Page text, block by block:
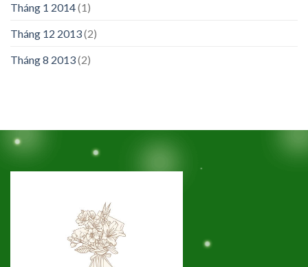
Tháng 1 2014(1)
Tháng 12 2013(2)
Tháng 8 2013(2)